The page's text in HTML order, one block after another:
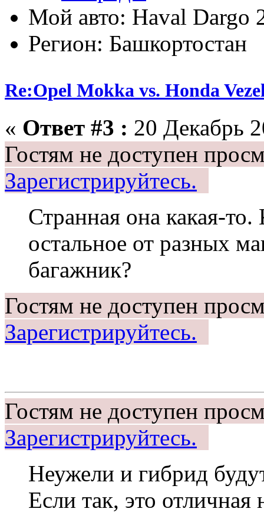
Мой авто: Haval Dargo
Регион: Башкортостан
Re:Opel Mokka vs. Honda
« Ответ #3 : 20 Декабрь
Гостям не доступен
Зарегистрируйтесь.
Странная она какая-то.
остальное от разных
багажник?
Гостям не доступен
Зарегистрируйтесь.
Гостям не доступен
Зарегистрируйтесь.
Неужели и гибрид
Если так, это